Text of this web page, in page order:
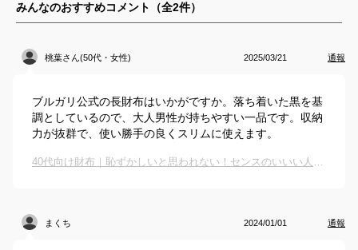
みんなのおすすめコメント（全2件）
桃葉さん(50代・女性) 2025/03/21 通報
ブルガリ公式の長財布はいかがですか。落ち着いた黒を基
調としているので、大人男性が持ちやすい一品です。収納
力が抜群で、使い勝手の良くスリムに使えます。
40代向け財布｜恥ずかしいと思われない！センスのいいい人気ウォレットのおすすめは？
まくち 2024/01/01 通報